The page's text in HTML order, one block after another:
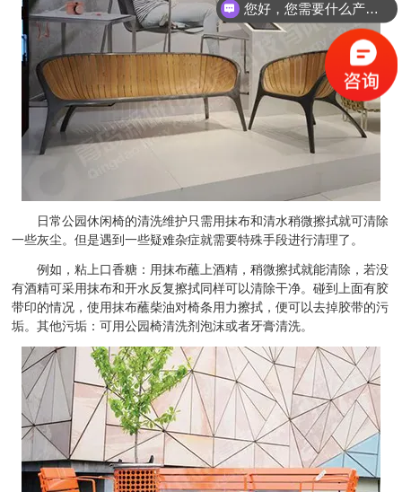
日常公园休闲椅的清洗维护只需用抹布和清水稍微擦拭就可清除
一些灰尘。但是遇到一些疑难杂症就需要特殊手段进行清理了。
例如，粘上口香糖：用抹布蘸上酒精，稍微擦拭就能清除，若没
有酒精可采用抹布和开水反复擦拭同样可以清除干净。碰到上面有胶
带印的情况，使用抹布蘸柴油对椅条用力擦拭，便可以去掉胶带的污
垢。其他污垢：可用公园椅清洗剂泡沫或者牙膏清洗。
您好，您需要什么产品？